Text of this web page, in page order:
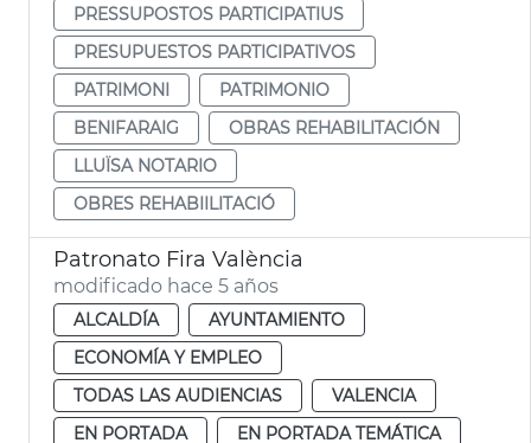
PRESSUPOSTOS PARTICIPATIUS
PRESUPUESTOS PARTICIPATIVOS
PATRIMONI
PATRIMONIO
BENIFARAIG
OBRAS REHABILITACIÓN
LLUÏSA NOTARIO
OBRES REHABIILITACIÓ
Patronato Fira València
modificado hace 5 años
ALCALDÍA
AYUNTAMIENTO
ECONOMÍA Y EMPLEO
TODAS LAS AUDIENCIAS
VALENCIA
EN PORTADA
EN PORTADA TEMÁTICA